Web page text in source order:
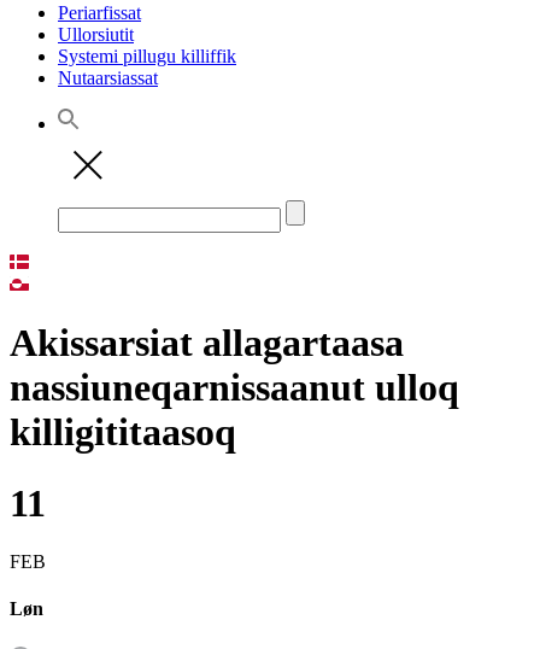
Periarfissat
Ullorsiutit
Systemi pillugu killiffik
Nutaarsiassat
Akissarsiat allagartaasa
nassiuneqarnissaanut ulloq
killigititaasoq
11
FEB
Løn